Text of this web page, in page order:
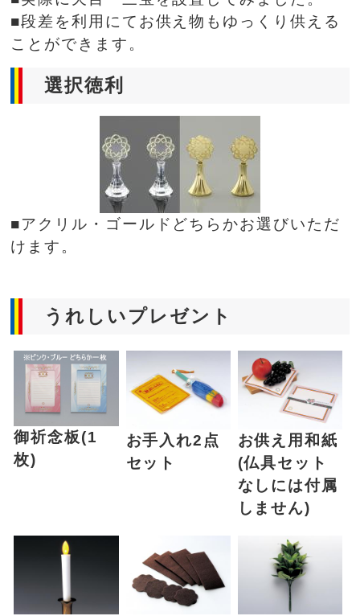
■段差を利用にてお供え物もゆっくり供える
ことができます。
選択徳利
■アクリル・ゴールドどちらかお選びいただ
けます。
うれしいプレゼント
御祈念板(1
枚)
お手入れ2点
セット
お供え用和紙
(仏具セット
なしには付属
しません)